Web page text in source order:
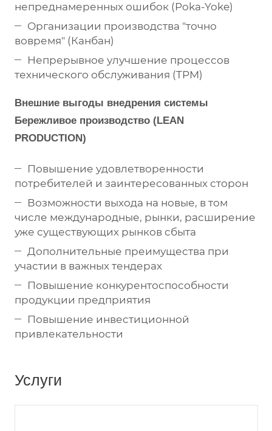
непреднамеренных ошибок (Poka-Yoke)
Организации производства "точно
вовремя" (Канбан)
Непрерывное улучшение процессов
технического обслуживания (TPM)
Внешние выгоды внедрения системы
Бережливое производство (LEAN
PRODUCTION)
Повышение удовлетворенности
потребителей и заинтересованных сторон
Возможности выхода на новые, в том
числе международные, рынки, расширение
уже существующих рынков сбыта
Дополнительные преимущества при
участии в важных тендерах
Повышение конкурентоспособности
продукции предприятия
Повышение инвестиционной
привлекательности
Услуги